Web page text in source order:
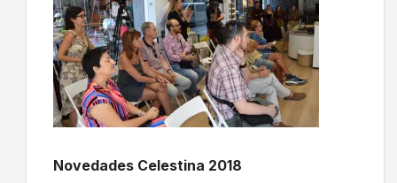
Novedades Celestina 2018